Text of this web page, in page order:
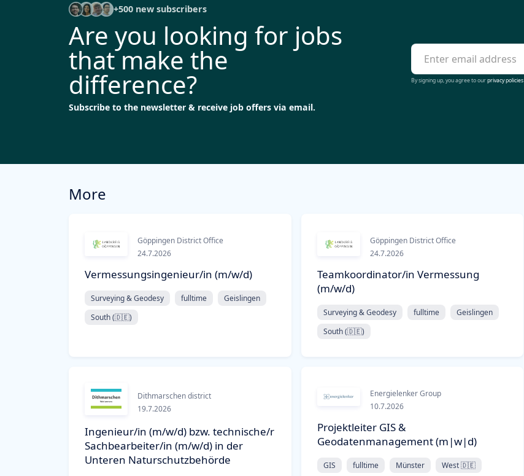
+500 new subscribers
Are you looking for jobs
that make the
difference?
Subscribe to the newsletter & receive job offers via email.
By signing up, you agree to ourprivacy policies
More
Göppingen District Office
24.7.2026
Vermessungsingenieur/in (m/w/d)
Surveying & Geodesy fulltime
Geislingen
South (🇩🇪)
Göppingen District Office
24.7.2026
Teamkoordinator/in Vermessung
(m/w/d)
Surveying & Geodesy fulltime
Geislingen
South (🇩🇪)
Dithmarschen district
19.7.2026
Ingenieur/in (m/w/d) bzw. technische/r
Sachbearbeiter/in (m/w/d) in der
Unteren Naturschutzbehörde
Energielenker Group
10.7.2026
Projektleiter GIS &
Geodatenmanagement (m|w|d)
GIS fulltime Münster West 🇩🇪